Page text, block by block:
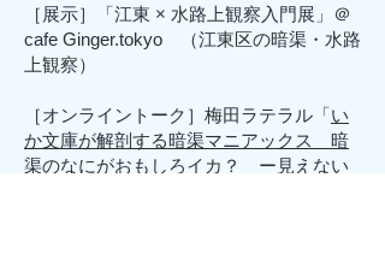
［展示］「江東 × 水路上観察入門展」＠
cafe Ginger.tokyo （江東区の暗渠・水路
上観察）
［オンライントーク］梅田ラテラル「い
か文庫が解剖する暗渠マニアックス 暗
渠のなにがおもしろイカ？ ー見えない